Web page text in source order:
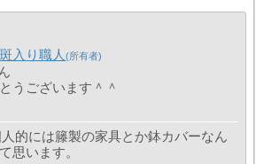
入り職人
うございます＾＾
的には籐製の家具とか鉢カバーなん
思います。